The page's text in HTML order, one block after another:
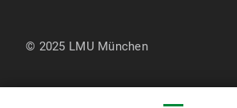
© 2025 LMU München